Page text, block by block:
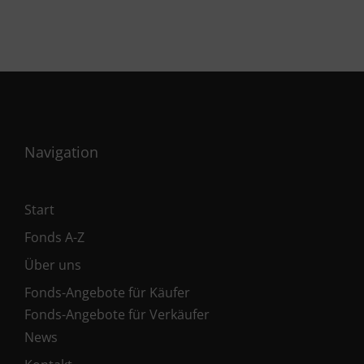
Navigation
Start
Fonds A-Z
Über uns
Fonds-Angebote für Käufer
Fonds-Angebote für Verkäufer
News